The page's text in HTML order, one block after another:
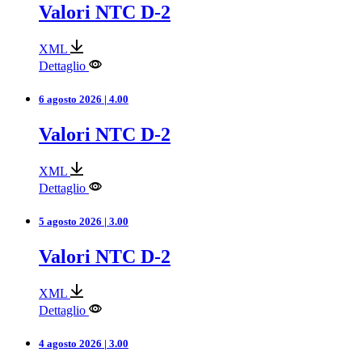
Valori NTC D-2
XML
Dettaglio
6 agosto 2026 | 4.00
Valori NTC D-2
XML
Dettaglio
5 agosto 2026 | 3.00
Valori NTC D-2
XML
Dettaglio
4 agosto 2026 | 3.00